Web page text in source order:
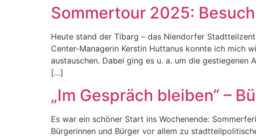
Sommertour 2025:
Heute stand der Tibarg – das Niendorfer
Center-Managerin Kerstin Huttanus konnte ich mich
austauschen. Dabei ging es u. a. um die
[…]
„Im Gespräch bleiben“ –
Es war ein schöner Start ins Wochenende:
Bürgerinnen und Bürger vor allem zu